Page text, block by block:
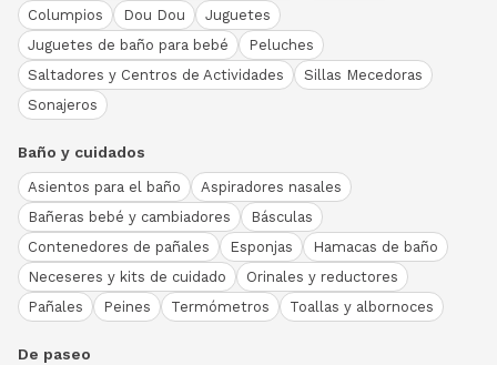
Columpios
Dou Dou
Juguetes
Juguetes de baño para bebé
Peluches
Saltadores y Centros de Actividades
Sillas Mecedoras
Sonajeros
Baño y cuidados
Asientos para el baño
Aspiradores nasales
Bañeras bebé y cambiadores
Básculas
Contenedores de pañales
Esponjas
Hamacas de baño
Neceseres y kits de cuidado
Orinales y reductores
Pañales
Peines Termómetros Toallas y albornoces
De paseo